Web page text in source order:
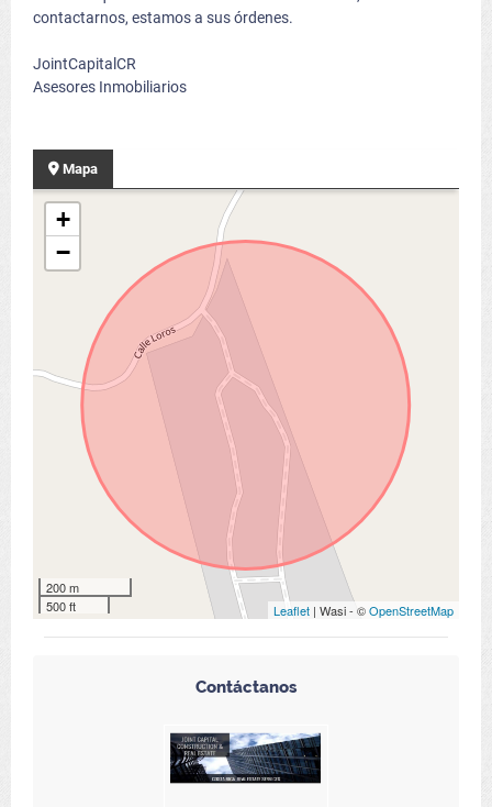
contactarnos, estamos a sus órdenes.
JointCapitalCR
Asesores Inmobiliarios
Mapa
+
−
200 m
500 ft
Leaflet | Wasi - ©OpenStreetMap
Contáctanos